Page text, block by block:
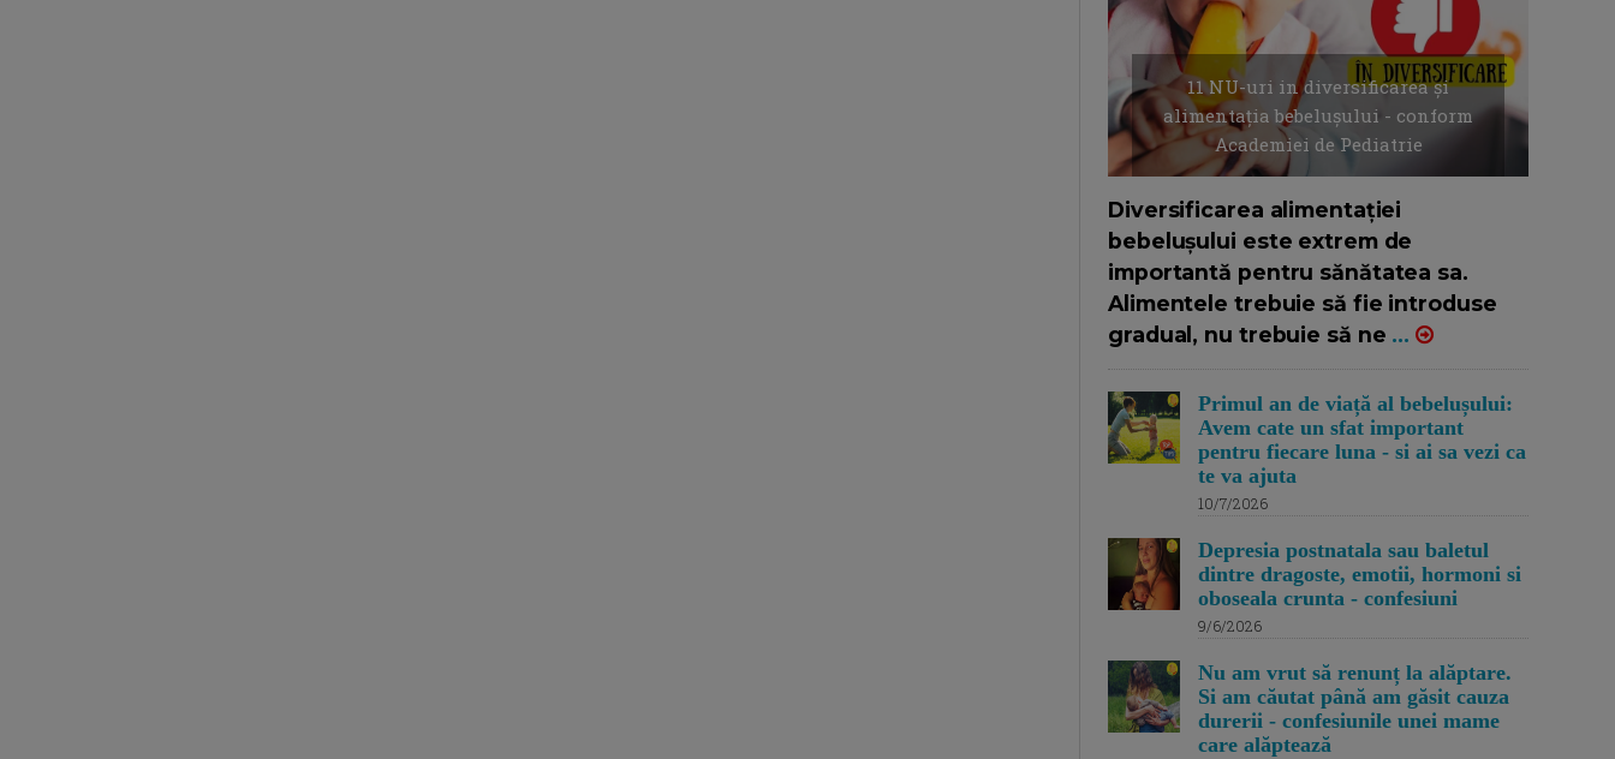
11 NU-uri in diversificarea și
alimentația bebelușului - conform
Academiei de Pediatrie
Diversificarea alimentației
bebelușului este extrem de
importantă pentru sănătatea sa.
Alimentele trebuie să fie introduse
gradual, nu trebuie să ne ...
Primul an de viață al bebelușului:
Avem cate un sfat important
pentru fiecare luna - si ai sa vezi ca
te va ajuta
10/7/2026
Depresia postnatala sau baletul
dintre dragoste, emotii, hormoni si
oboseala crunta - confesiuni
9/6/2026
Nu am vrut să renunț la alăptare.
Si am căutat până am găsit cauza
durerii - confesiunile unei mame
care alăptează